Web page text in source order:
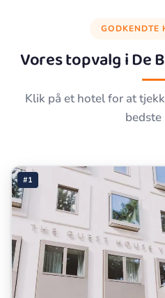
GODKENDTE
Vores topvalg iDe
Klik på et hotel for at
bedste
#1